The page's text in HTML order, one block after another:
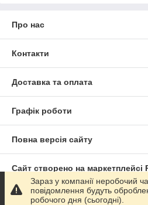
Про нас
Контакти
Доставка та оплата
Графік роботи
Повна версія сайту
Сайт створено на маркетплейсі
Політика конфіденційності
Зараз у компанії неробочий
повідомлення будуть
робочого дня (сьогодні).